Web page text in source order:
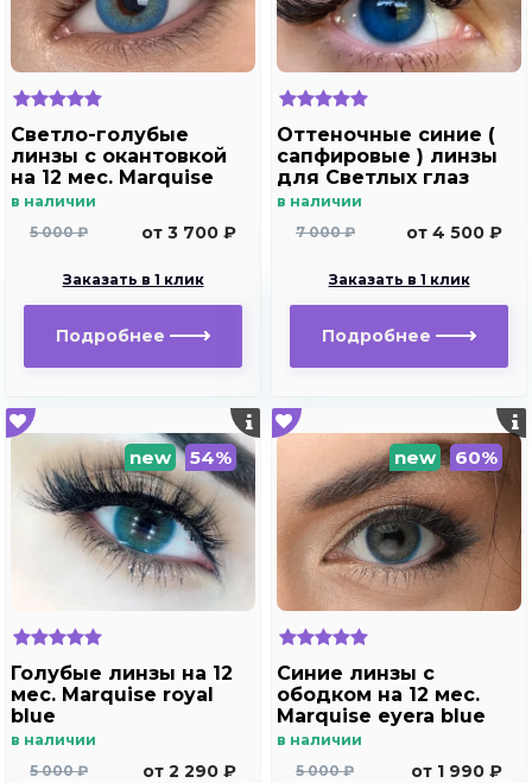
Светло-голубые
линзы c окантовкой
на 12 мес. Marquise
Rumeisa blue
в наличии
5 000 ₽
от 3 700 ₽
Заказать в 1 клик
Подробнее
Оттеночные синие (
сапфировые ) линзы
для Светлых глаз
Marquise Solo dark
в наличии
7 000 ₽
от 4 500 ₽
Заказать в 1 клик
Подробнее
new 54%
Голубые линзы на 12
мес. Marquise royal
blue
в наличии
5 000 ₽
от 2 290 ₽
new 60%
Синие линзы с
ободком на 12 мес.
Marquise eyera blue
в наличии
5 000 ₽
от 1 990 ₽